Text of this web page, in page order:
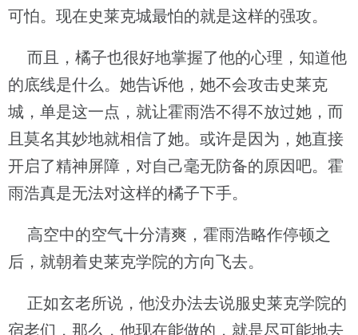
可怕。现在史莱克城最怕的就是这样的强攻。
而且，橘子也很好地掌握了他的心理，知道他
的底线是什么。她告诉他，她不会攻击史莱克
城，单是这一点，就让霍雨浩不得不放过她，而
且莫名其妙地就相信了她。或许是因为，她直接
开启了精神屏障，对自己毫无防备的原因吧。霍
雨浩真是无法对这样的橘子下手。
高空中的空气十分清爽，霍雨浩略作停顿之
后，就朝着史莱克学院的方向飞去。
正如玄老所说，他没办法去说服史莱克学院的
宿老们，那么，他现在能做的，就是尽可能地去